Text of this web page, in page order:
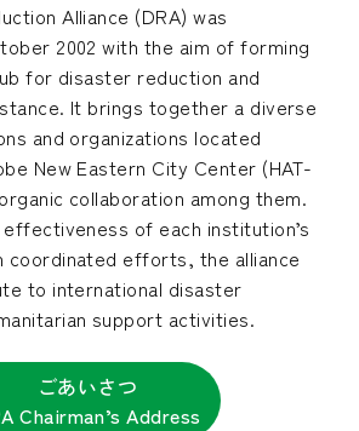
Alliance (DRA) was
2002 with the aim of forming
for disaster reduction and
It brings together a diverse
and organizations located
New Eastern City Center (HAT-
collaboration among them.
of each institution’s
coordinated efforts, the alliance
to international disaster
support activities.
ごあいさつ
Chairman’s Address